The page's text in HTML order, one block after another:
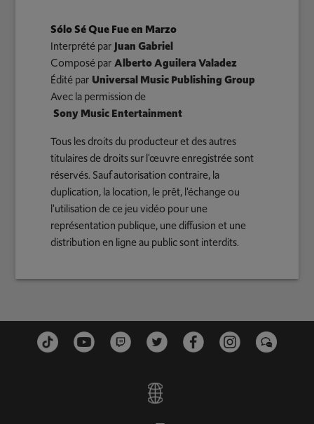
Sólo Sé Que Fue en Marzo
Interprété parJuan Gabriel
Composé parAlberto Aguilera Valadez
Édité par Universal Music Publishing Group
Avec la permission de
Sony Music Entertainment
Tous les droits du producteur et des autres
titulaires de droits sur l'œuvre enregistrée sont
réservés. Sauf autorisation contraire, la
duplication, la location, le prêt, l'échange ou
l'utilisation de ce jeu vidéo pour une
représentation publique, une diffusion et une
distribution en ligne au public sont interdits.